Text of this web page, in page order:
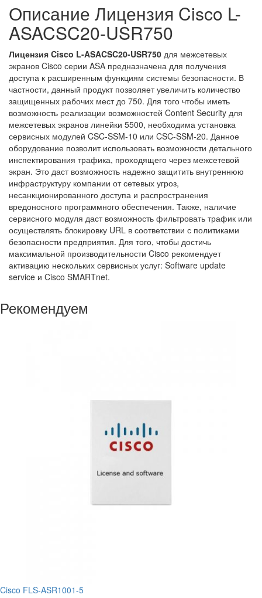
Описание Лицензия Cisco L-
ASACSC20-USR750
Лицензия Cisco L-ASACSC20-USR750 для межсетевых
экранов Cisco серии ASA предназначена для получения
доступа к расширенным функциям системы безопасности. В
частности, данный продукт позволяет увеличить количество
защищенных рабочих мест до 750. Для того чтобы иметь
возможность реализации возможностей Content Security для
межсетевых экранов линейки 5500, необходима установка
сервисных модулей CSC-SSM-10 или CSC-SSM-20. Данное
оборудование позволит использовать возможности детального
инспектирования трафика, проходящего через межсетевой
экран. Это даст возможность надежно защитить внутреннюю
инфраструктуру компании от сетевых угроз,
несанкционированного доступа и распространения
вредоносного программного обеспечения. Также, наличие
сервисного модуля даст возможность фильтровать трафик или
осуществлять блокировку URL в соответствии с политиками
безопасности предприятия. Для того, чтобы достичь
максимальной производительности Cisco рекомендует
активацию нескольких сервисных услуг: Software update
service и Cisco SMARTnet.
Рекомендуем
Cisco FLS-ASR1001-5